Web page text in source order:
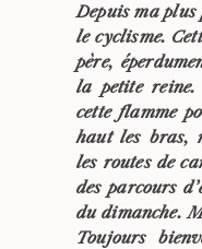
Depuis ma plus
le cyclisme.
père,
la petite
cette flamme
haut les bras,
les routes de
des parcours
du dimanche.
Toujours